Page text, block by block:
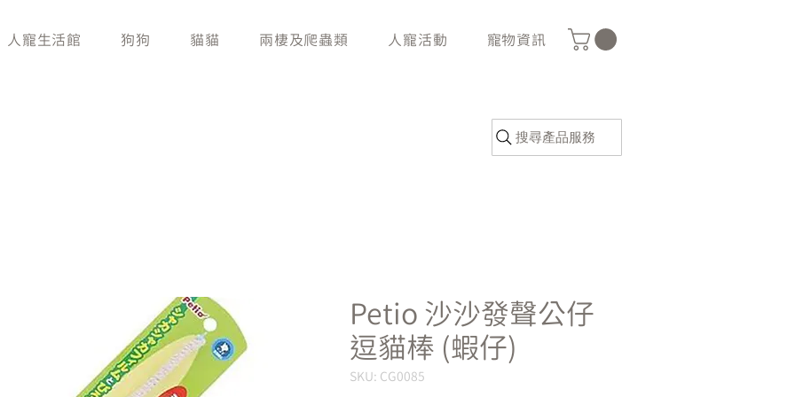
人寵生活館 狗狗 貓貓 兩棲及爬蟲類 人寵活動 寵物資訊
搜尋產品服務
Petio 沙沙發聲公仔
逗貓棒 (蝦仔)
SKU: CG0085